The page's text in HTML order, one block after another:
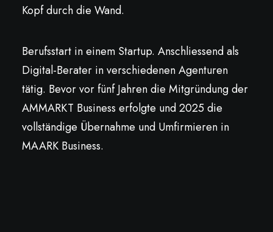
Kopf durch die Wand.
Berufsstart in einem Startup. Anschliessend als
Digital-Berater in verschiedenen Agenturen
tätig. Bevor vor fünf Jahren die Mitgründung der
AMMARKT Business erfolgte und 2025 die
vollständige Übernahme und Umfirmieren in
MAARK Business.